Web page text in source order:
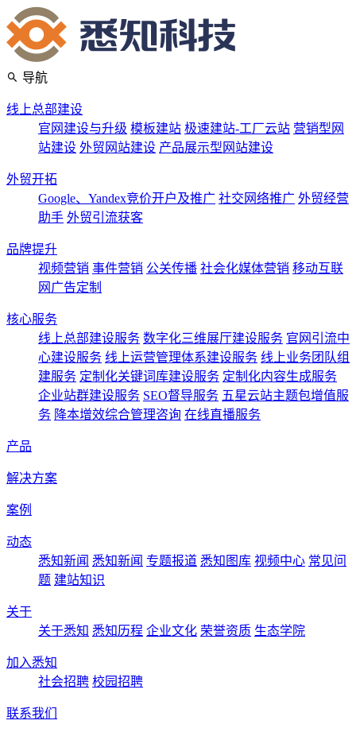
导航
线上总部建设
官网建设与升级 模板建站 极速建站-工厂云站 营销型网
站建设 外贸网站建设 产品展示型网站建设
外贸开拓
Google、Yandex竞价开户及推广 社交网络推广 外贸经营
助手 外贸引流获客
品牌提升
视频营销 事件营销 公关传播 社会化媒体营销 移动互联
网广告定制
核心服务
线上总部建设服务 数字化三维展厅建设服务 官网引流中
心建设服务 线上运营管理体系建设服务 线上业务团队组
建服务 定制化关键词库建设服务 定制化内容生成服务
企业站群建设服务 SEO督导服务 五星云站主题包增值服
务 降本增效综合管理咨询 在线直播服务
产品
解决方案
案例
动态
悉知新闻 悉知新闻 专题报道 悉知图库 视频中心 常见问
题 建站知识
关于
关于悉知 悉知历程 企业文化 荣誉资质 生态学院
加入悉知
社会招聘 校园招聘
联系我们